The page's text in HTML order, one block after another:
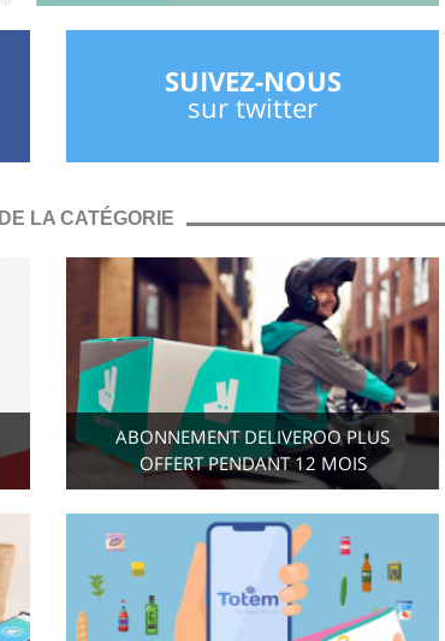
SUIVEZ-NOUS
sur twitter
DE LA CATÉGORIE
ABONNEMENT DELIVEROO PLUS
OFFERT PENDANT 12 MOIS